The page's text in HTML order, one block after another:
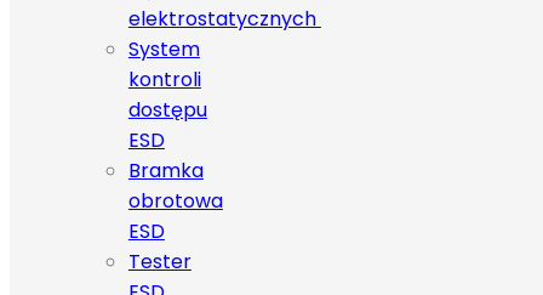
elektrostatycznych
System
kontroli
dostępu
ESD
Bramka
obrotowa
ESD
Tester